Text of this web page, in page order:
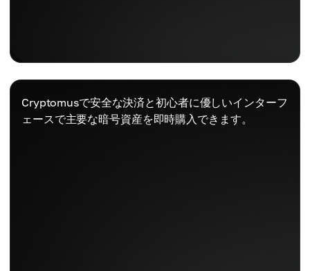
Cryptomusで安全な決済と初心者に優しいインターフ
ェースで主要な暗号資産を即時購入できます。